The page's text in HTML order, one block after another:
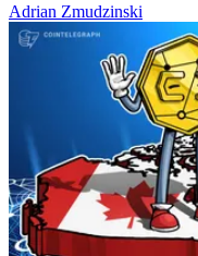
Adrian Zmudzinski